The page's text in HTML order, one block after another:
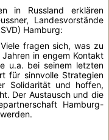
in Russland erklären
Landesvorstände
Hamburg:
fragen sich, was zu
in engem Kontakt
u.a. bei seinem letzten
für sinnvolle Strategien
Solidarität und hoffen,
Der Austausch und die
Hamburg-